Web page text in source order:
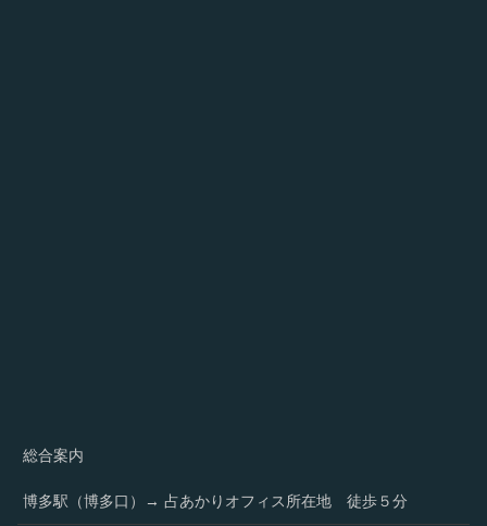
総合案内
博多駅（博多口）→ 占あかりオフィス所在地 徒歩５分